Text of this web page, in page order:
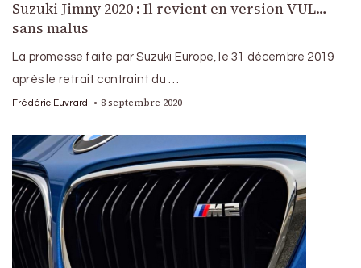
Suzuki Jimny 2020 : Il revient en version VUL…
sans malus
La promesse faite par Suzuki Europe, le 31 décembre 2019
après le retrait contraint du …
Frédéric Euvrard 8 septembre 2020